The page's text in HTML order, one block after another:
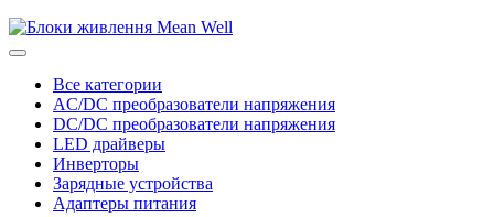
Все категории
AC/DC преобразователи напряжения
DC/DC преобразователи напряжения
LED драйверы
Инверторы
Зарядные устройства
Адаптеры питания